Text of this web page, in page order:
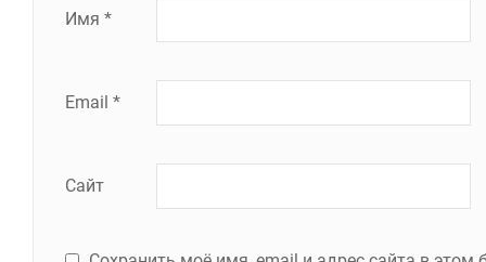
Имя *
Email *
Сайт